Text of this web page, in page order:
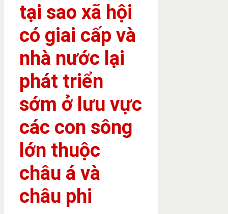
tại sao xã hội
có giai cấp và
nhà nước lại
phát triển
sớm ở lưu vực
các con sông
lớn thuộc
châu á và
châu phi